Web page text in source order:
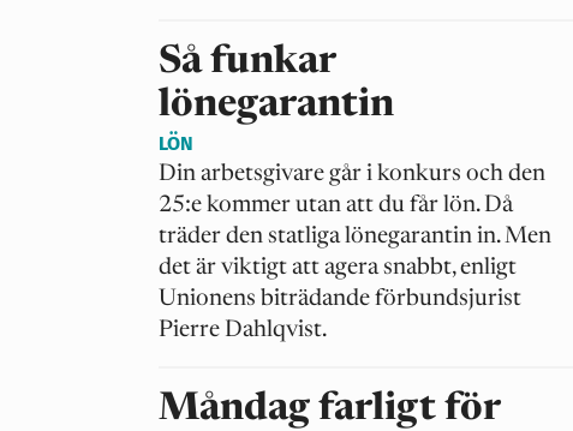
Så funkar
lönegarantin
Din arbetsgivare går i konkurs och den
25:e kommer utan att du får lön. Då
träder den statliga lönegarantin in. Men
det är viktigt att agera snabbt, enligt
Unionens biträdande förbundsjurist
Pierre Dahlqvist.
LÖN
Måndag farligt för